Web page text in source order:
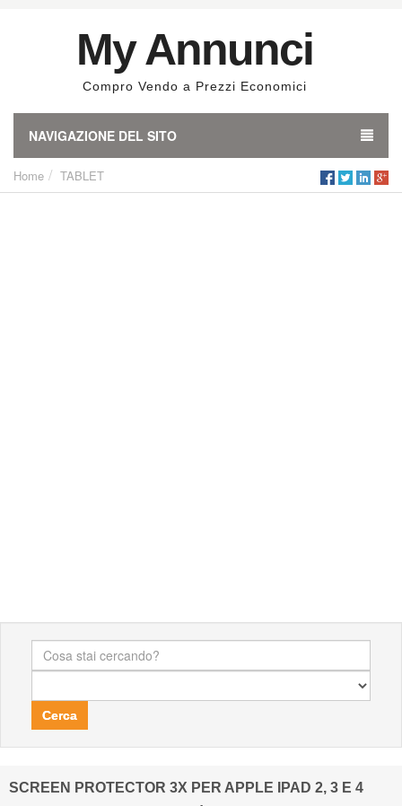
My Annunci
Compro Vendo a Prezzi Economici
NAVIGAZIONE DEL SITO
Home TABLET
Cerca
SCREEN PROTECTOR 3X PER APPLE IPAD 2, 3 E 4